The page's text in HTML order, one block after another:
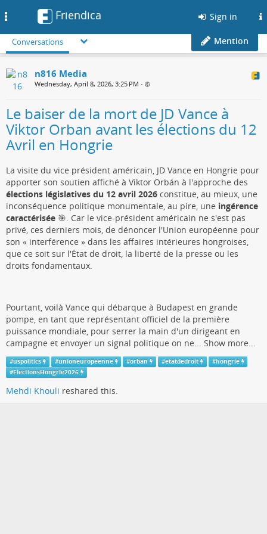
Friendica Sign in
Conversations Mention
n816 Media
Wednesday, April 8, 2026, 3:25 PM •
Le baiser de la mort de JD Vance à
Viktor Orban avant les élections du 12
Avril en Hongrie
La visite du vice président américain, JD Vance en Hongrie pour
apporter son soutien affiché à Viktor Orbán à l'approche des
élections législatives du 12 avril 2026 constitue, au mieux, une
inconséquence politique monumentale, au pire, une ingérence
caractérisée 🎯. Car le vice-président américain ne s'est pas
privé, ces derniers mois, de dénoncer l'Union européenne pour
son « interférence » dans les affaires intérieures hongroises,
que ce soit sur l'État de droit, la liberté de la presse ou les
droits fondamentaux.
Pourtant, voilà Vance qui débarque à Budapest en grande
pompe, en tant que représentant officiel de la première
puissance mondiale, pour serrer la main d'un dirigeant en
campagne et envoyer un signal politique on ne... Show more...
#uspolitics #unioneuropeenne #orban #etatdedroit #hongrie
#ElectionsHongrie2026
Mehdi Khouli reshared this.